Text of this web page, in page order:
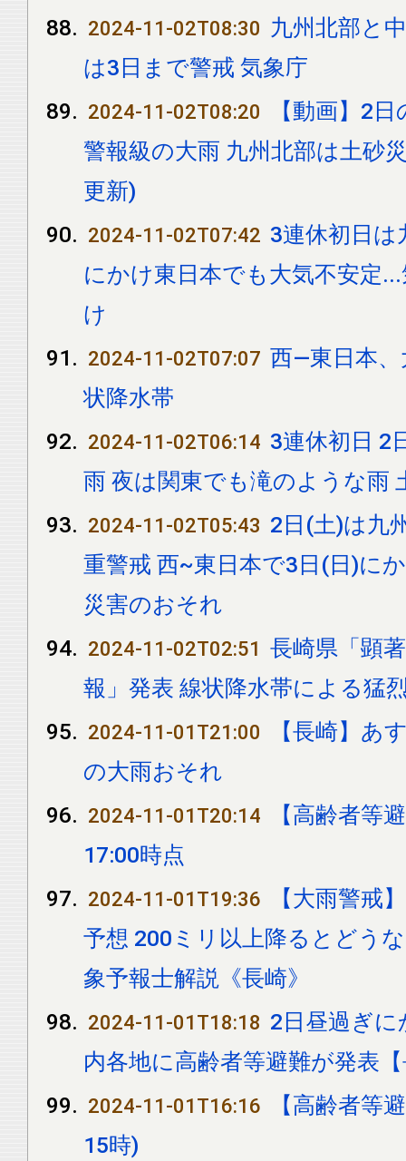
2024-11-02T08:30 九州北部と
は3日まで警戒 気象庁
2024-11-02T08:20
【動画】2
警報級の大雨 九州北部は土砂
更新)
2024-11-02T07:42 3連休初日は
にかけ東日本でも大気不安定
け
2024-11-02T07:07 西―東日本、
状降水帯
2024-11-02T06:14 3連休初日 2
雨 夜は関東でも滝のような雨
2024-11-02T05:43 2日(土)は九
重警戒 西~東日本で3日(日)に
災害のおそれ
2024-11-02T02:51 長崎県「顕
報」発表 線状降水帯による猛
2024-11-01T21:00
【長崎】あ
の大雨おそれ
2024-11-01T20:14
【高齢者等
17:00時点
2024-11-01T19:36
【大雨警戒
予想 200ミリ以上降るとどう
象予報士解説《長崎》
2024-11-01T18:18 2日昼過ぎ
内各地に高齢者等避難が発表
2024-11-01T16:16
【高齢者等
15時)